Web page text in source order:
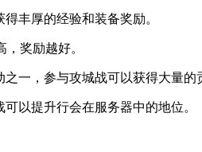
丰厚的经验和装备奖励。
奖励越好。
一，参与攻城战可以获得大量的
以提升行会在服务器中的地位。